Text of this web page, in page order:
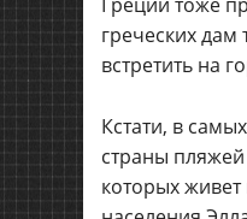
греческих дам
встретить на
Кстати, в
страны
которых